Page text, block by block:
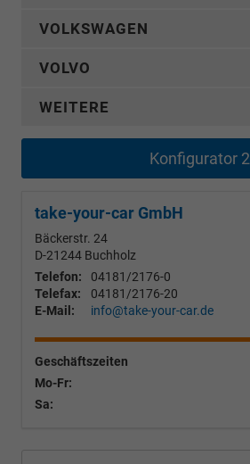
VOLKSWAGEN
VOLVO
WEITERE
Konfigurator 2
take-your-car GmbH
Bäckerstr. 24
D-21244 Buchholz
Telefon:
04181/2176-0
Telefax:
04181/2176-20
E-Mail:
info@take-your-car.de
Geschäftszeiten
Mo-Fr:
Sa: